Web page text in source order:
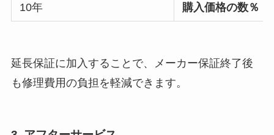
10年 購入価格の数％
延長保証に加入することで、メーカー保証終了後
も修理費用の負担を軽減できます。